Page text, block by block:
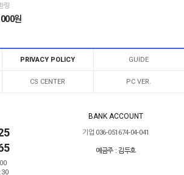
링
원
PRIVACY POLICY GUIDE
CS CENTER PC VER.
BANK ACCOUNT
기업 036-051674-04-041
예금주 : 김두호